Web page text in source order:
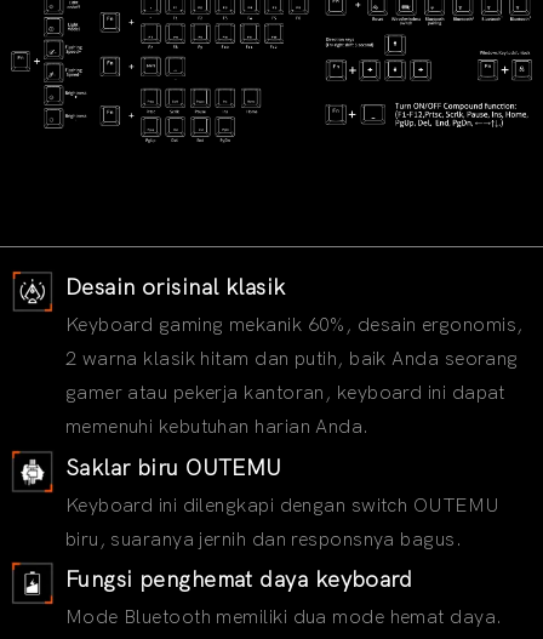
Desain orisinal klasik
Keyboard gaming mekanik 60%, desain ergonomis,
2 warna klasik hitam dan putih, baik Anda seorang
gamer atau pekerja kantoran, keyboard ini dapat
memenuhi kebutuhan harian Anda.
Saklar biru OUTEMU
Keyboard ini dilengkapi dengan switch OUTEMU
biru, suaranya jernih dan responsnya bagus.
Fungsi penghemat daya keyboard
Mode Bluetooth memiliki dua mode hemat daya.